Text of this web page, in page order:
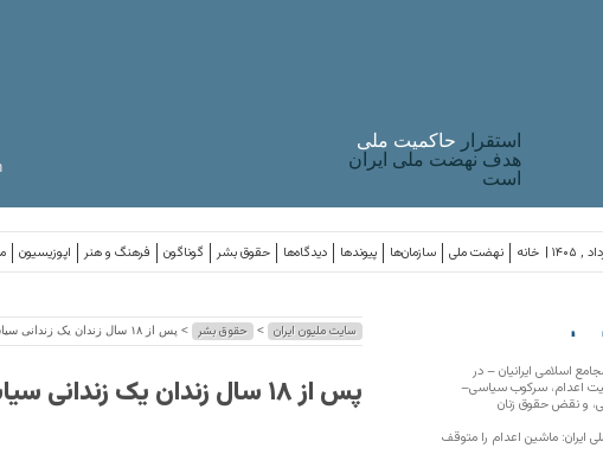
استقرار حاکميت ملی
هدف نهضت ملی ایران
است
اپوزیسیون فرهنگ و هنر گوناگون حقوق بشر دیدگاه‌ها پیوندها سازمان‌ها نهضت ملی خانه
سایت ملیون ایران > حقوق بشر > پس از ۱۸ سال زندان یک زندانی سیاسی کرد به مرخصی آمد
پس از ۱۸ سال زندان یک زندانی سیاسی کرد به مرخصی آمد
اسلامی ایرانیان – در
اعدام، سرکوب سیاسی–
و نقض حقوق زنان
ایران: ماشین اعدام را متوقف